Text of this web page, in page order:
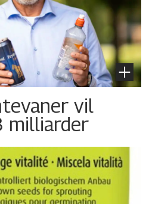
vil
milliarder